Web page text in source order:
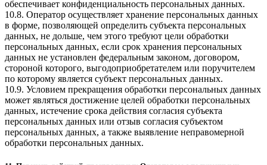
обеспечивает конфиденциальность персональных данных.
10.8. Оператор осуществляет хранение персональных данных
в форме, позволяющей определить субъекта персональных
данных, не дольше, чем этого требуют цели обработки
персональных данных, если срок хранения персональных
данных не установлен федеральным законом, договором,
стороной которого, выгодоприобретателем или поручителем
по которому является субъект персональных данных.
10.9. Условием прекращения обработки персональных данных
может являться достижение целей обработки персональных
данных, истечение срока действия согласия субъекта
персональных данных или отзыв согласия субъектом
персональных данных, а также выявление неправомерной
обработки персональных данных.